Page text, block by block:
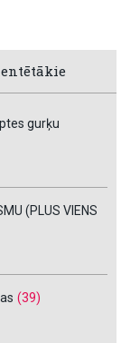
gurķu
(PLUS VIENS
(39)